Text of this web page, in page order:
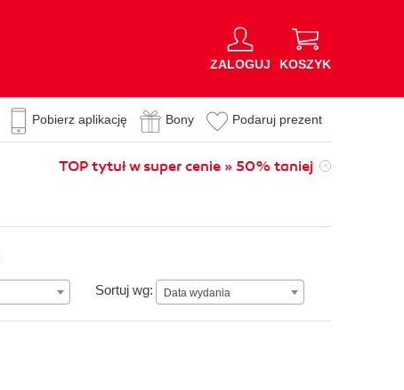
ZALOGUJ KOSZYK
Pobierz aplikację Bony Podaruj prezent
TOP tytuł w super cenie » 50% taniej
Sortuj wg: Data wydania
Data wydania